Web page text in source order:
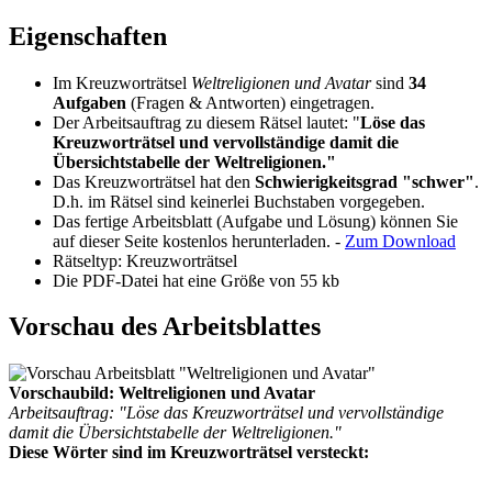
Eigenschaften
Im Kreuzworträtsel Weltreligionen und Avatarsind 34
Aufgaben (Fragen & Antworten) eingetragen.
Der Arbeitsauftrag zu diesem Rätsel lautet: "Löse das
Kreuzworträtsel und vervollständige damit die
Übersichtstabelle der Weltreligionen."
Das Kreuzworträtsel hat den Schwierigkeitsgrad "schwer".
D.h. im Rätsel sind keinerlei Buchstaben vorgegeben.
Das fertige Arbeitsblatt (Aufgabe und Lösung) können Sie
auf dieser Seite kostenlos herunterladen. - Zum Download
Rätseltyp: Kreuzworträtsel
Die PDF-Datei hat eine Größe von 55 kb
Vorschau des Arbeitsblattes
Vorschaubild: Weltreligionen und Avatar
Arbeitsauftrag: "Löse das Kreuzworträtsel und vervollständige
damit die Übersichtstabelle der Weltreligionen."
Diese Wörter sind im Kreuzworträtsel versteckt: